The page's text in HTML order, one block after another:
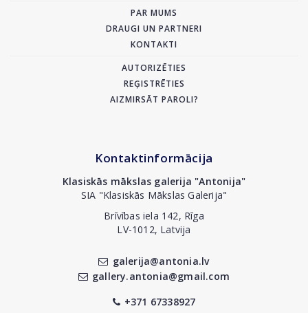
PAR MUMS
DRAUGI UN PARTNERI
KONTAKTI
AUTORIZĒTIES
REĢISTRĒTIES
AIZMIRSĀT PAROLI?
Kontaktinformācija
Klasiskās mākslas galerija "Antonija"
SIA "Klasiskās Mākslas Galerija"
Brīvības iela 142, Rīga
LV-1012, Latvija
galerija@antonia.lv
gallery.antonia@gmail.com
+371 67338927